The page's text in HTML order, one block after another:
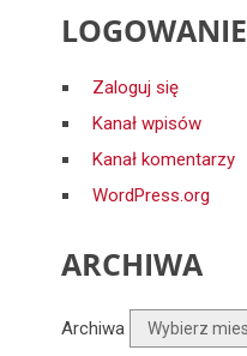
LOGOWANIE
Zaloguj się
Kanał wpisów
Kanał komentarzy
WordPress.org
ARCHIWA
Archiwa